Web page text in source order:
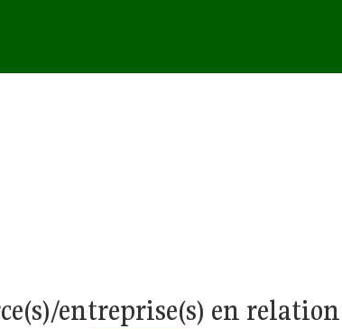
entreprise(s) en